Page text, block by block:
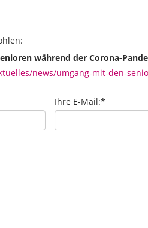
während der Corona-
news/umgang-mit-den-
Ihre E-Mail:*